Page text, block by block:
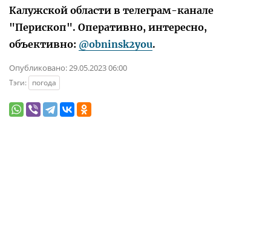
Калужской области в телеграм-канале
"Перископ". Оперативно, интересно,
объективно: @obninsk2you.
Опубликовано: 29.05.2023 06:00
Тэги: погода